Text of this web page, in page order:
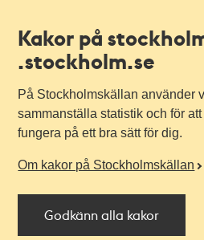
Kakor på
.stockholm.se
På Stockholmskällan använder
sammanställa statistik och för
fungera på ett bra sätt för dig.
Om kakor på Stockholmskällan
Godkänn alla kakor